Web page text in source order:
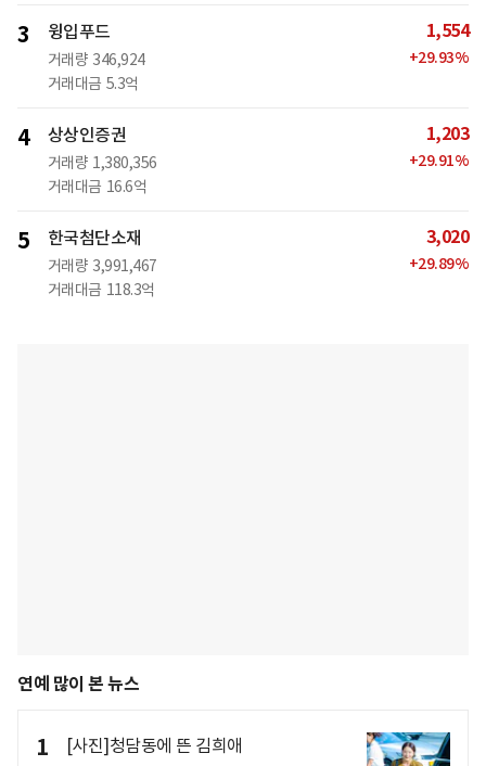
3 윙입푸드
거래량 346,924
거래대금 5.3억
1,554
+29.93%
4 상상인증권
거래량 1,380,356
거래대금 16.6억
1,203
+29.91%
5 한국첨단소재
거래량 3,991,467
거래대금 118.3억
3,020
+29.89%
연예 많이 본 뉴스
1 [사진]청담동에 뜬 김희애